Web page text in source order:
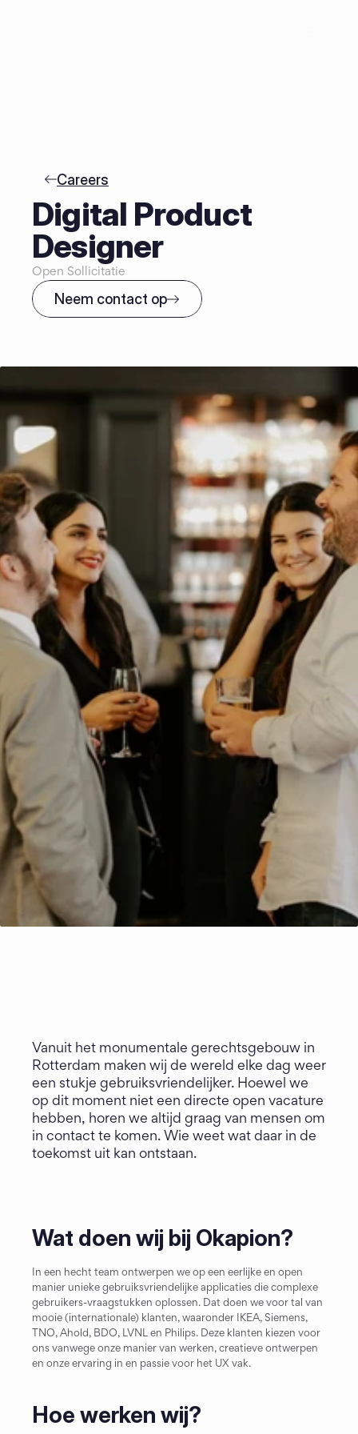
Careers
Digital Product
Designer
Open Sollicitatie
Neem contact op
Vanuit het monumentale gerechtsgebouw in
Rotterdam maken wij de wereld elke dag weer
een stukje gebruiksvriendelijker. Hoewel we
op dit moment niet een directe open vacature
hebben, horen we altijd graag van mensen om
in contact te komen. Wie weet wat daar in de
toekomst uit kan ontstaan.
Wat doen wij bij Okapion?
In een hecht team ontwerpen we op een eerlijke en open
manier unieke gebruiksvriendelijke applicaties die complexe
gebruikers-vraagstukken oplossen. Dat doen we voor tal van
mooie (internationale) klanten, waaronder IKEA, Siemens,
TNO, Ahold, BDO, LVNL en Philips. Deze klanten kiezen voor
ons vanwege onze manier van werken, creatieve ontwerpen
en onze ervaring in en passie voor het UX vak.
Hoe werken wij?